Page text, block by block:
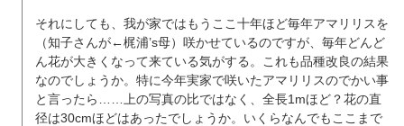
それにしても、我が家ではもうここ十年ほど毎年アマリリスを
（知子さんが←梶浦’s母）咲かせているのですが、毎年どんど
ん花が大きくなって来ている気がする。これも品種改良の結果
なのでしょうか。特に今年実家で咲いたアマリリスのでかい事
と言ったら……上の写真の比ではなく、全長1mほど？花の直
径は30cmほどはあったでしょうか。いくらなんでもここまで